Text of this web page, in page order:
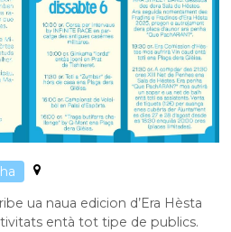
ua naua edicion d’Era Hèsta
entà tot tipe de publics.